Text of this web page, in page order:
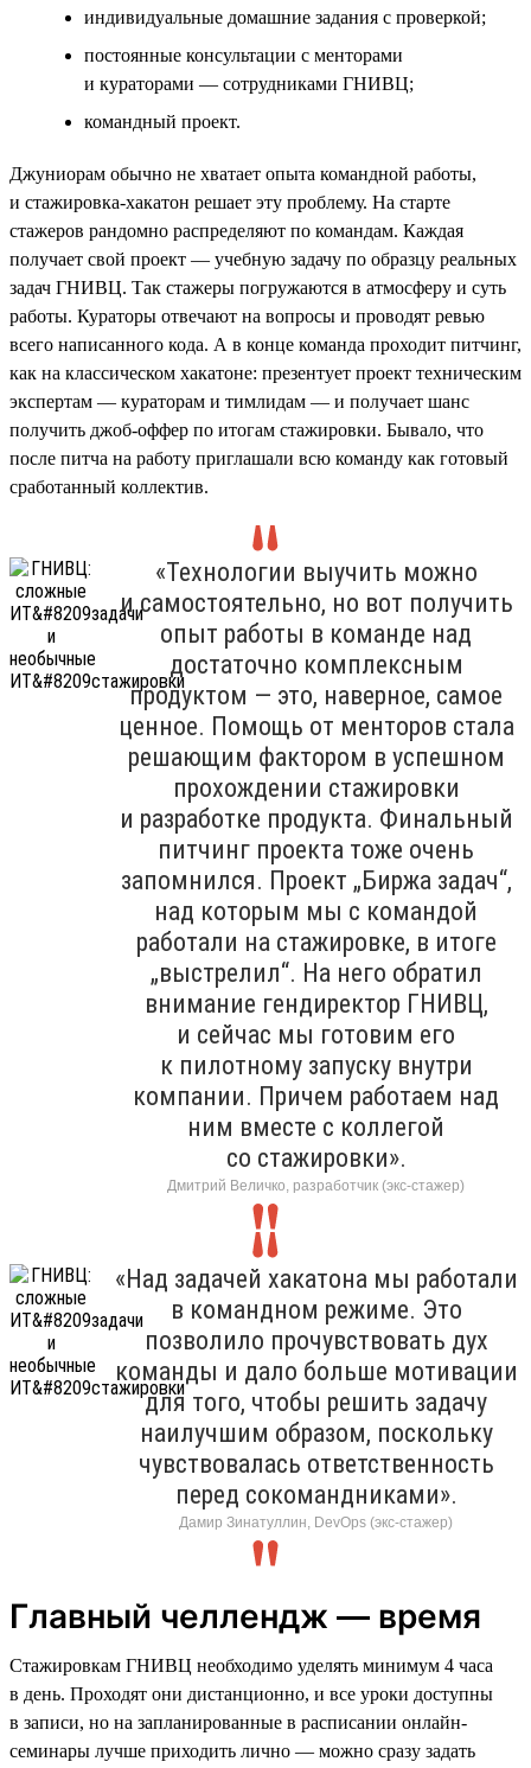
индивидуальные домашние задания с проверкой;
постоянные консультации с менторами
и кураторами — сотрудниками ГНИВЦ;
командный проект.
Джуниорам обычно не хватает опыта командной работы,
и стажировка-хакатон решает эту проблему. На старте
стажеров рандомно распределяют по командам. Каждая
получает свой проект — учебную задачу по образцу реальных
задач ГНИВЦ. Так стажеры погружаются в атмосферу и суть
работы. Кураторы отвечают на вопросы и проводят ревью
всего написанного кода. А в конце команда проходит питчинг,
как на классическом хакатоне: презентует проект техническим
экспертам — кураторам и тимлидам — и получает шанс
получить джоб-оффер по итогам стажировки. Бывало, что
после питча на работу приглашали всю команду как готовый
сработанный коллектив.
«Технологии выучить можно
и самостоятельно, но вот получить
опыт работы в команде над
достаточно комплексным
продуктом — это, наверное, самое
ценное. Помощь от менторов стала
решающим фактором в успешном
прохождении стажировки
и разработке продукта. Финальный
питчинг проекта тоже очень
запомнился. Проект „Биржа задач“,
над которым мы с командой
работали на стажировке, в итоге
„выстрелил“. На него обратил
внимание гендиректор ГНИВЦ,
и сейчас мы готовим его
к пилотному запуску внутри
компании. Причем работаем над
ним вместе с коллегой
со стажировки».
Дмитрий Величко, разработчик (экс-стажер)
«Над задачей хакатона мы работали
в командном режиме. Это
позволило прочувствовать дух
команды и дало больше мотивации
для того, чтобы решить задачу
наилучшим образом, поскольку
чувствовалась ответственность
перед сокомандниками».
Дамир Зинатуллин, DevOps (экс-стажер)
Главный челлендж — время
Стажировкам ГНИВЦ необходимо уделять минимум 4 часа
в день. Проходят они дистанционно, и все уроки доступны
в записи, но на запланированные в расписании онлайн-
семинары лучше приходить лично — можно сразу задать